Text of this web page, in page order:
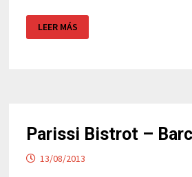
VISITAR
LAS
LEER MÁS
Parissi Bistrot –
13/08/2013